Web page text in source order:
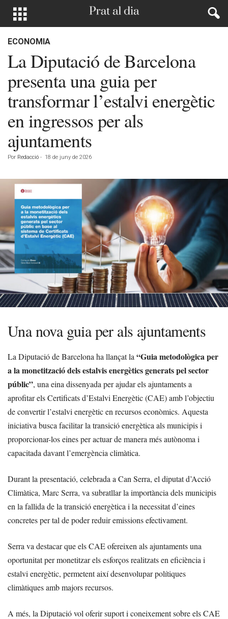
ECONOMIA
La Diputació de Barcelona
presenta una guia per
transformar l’estalvi energètic
en ingressos per als
ajuntaments
Por Redacció - 18 de juny de 2026
Una nova guia per als ajuntaments
La Diputació de Barcelona ha llançat la “Guia metodològica per
a la monetització dels estalvis energètics generats pel sector
públic”, una eina dissenyada per ajudar els ajuntaments a
aprofitar els Certificats d’Estalvi Energètic (CAE) amb l’objectiu
de convertir l’estalvi energètic en recursos econòmics. Aquesta
iniciativa busca facilitar la transició energètica als municipis i
proporcionar-los eines per actuar de manera més autònoma i
capacitada davant l’emergència climàtica.
Durant la presentació, celebrada a Can Serra, el diputat d’Acció
Climàtica, Marc Serra, va subratllar la importància dels municipis
en la fallida de la transició energètica i la necessitat d’eines
concretes per tal de poder reduir emissions efectivament.
Serra va destacar que els CAE ofereixen als ajuntaments una
oportunitat per monetitzar els esforços realitzats en eficiència i
estalvi energètic, permetent així desenvolupar polítiques
climàtiques amb majors recursos.
A més, la Diputació vol oferir suport i coneixement sobre els CAE